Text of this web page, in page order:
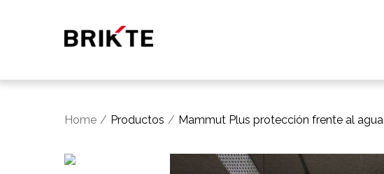
Home Productos Mammut Plus protección frente al agua